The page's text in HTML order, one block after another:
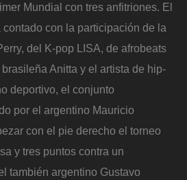
Mundial con tres anfitriones. El
con la participación de la
del K-pop LISA, de afrobeats
Anitta y el artista de hip-
deportivo, el conjunto
por el argentino Mauricio
con el pie derecho el torneo
y tres puntos contra un
también argentino Gustavo